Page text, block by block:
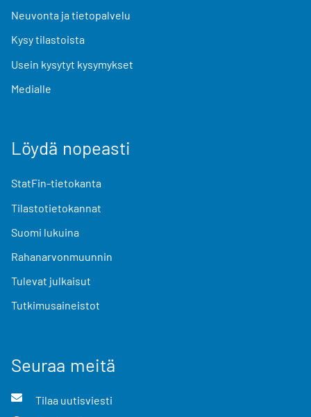
Neuvonta ja tietopalvelu
Kysy tilastoista
Usein kysytyt kysymykset
Medialle
Löydä nopeasti
StatFin-tietokanta
Tilastotietokannat
Suomi lukuina
Rahanarvonmuunnin
Tulevat julkaisut
Tutkimusaineistot
Seuraa meitä
Tilaa uutisviesti